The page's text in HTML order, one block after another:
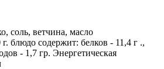
соль, ветчина, масло
блюдо содержит: белков - 11,4 г .,
- 1,7 гр. Энергетическая